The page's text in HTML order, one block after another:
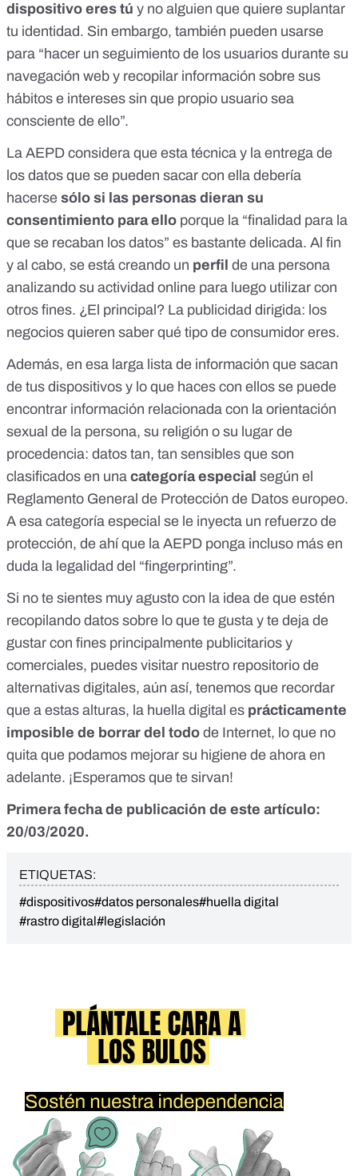
dispositivo eres tú y no alguien que quiere suplantar
tu identidad. Sin embargo, también pueden usarse
para “hacer un seguimiento de los usuarios durante su
navegación web y recopilar información sobre sus
hábitos e intereses sin que propio usuario sea
consciente de ello”.
La AEPD considera que esta técnica y la entrega de
los datos que se pueden sacar con ella debería
hacerse sólo si las personas dieran su
consentimiento para ello porque la “finalidad para la
que se recaban los datos” es bastante delicada. Al fin
y al cabo, se está creando un perfil de una persona
analizando su actividad online para luego utilizar con
otros fines. ¿El principal? La publicidad dirigida: los
negocios quieren saber qué tipo de consumidor eres.
Además, en esa larga lista de información que sacan
de tus dispositivos y lo que haces con ellos se puede
encontrar información relacionada con la orientación
sexual de la persona, su religión o su lugar de
procedencia: datos tan, tan sensibles que son
clasificados en una categoría especial según el
Reglamento General de Protección de Datos europeo.
A esa categoría especial se le inyecta un refuerzo de
protección, de ahí que la AEPD ponga incluso más en
duda la legalidad del “fingerprinting”.
Si no te sientes muy agusto con la idea de que estén
recopilando datos sobre lo que te gusta y te deja de
gustar con fines principalmente publicitarios y
comerciales, puedes visitar nuestro repositorio de
alternativas digitales, aún así, tenemos que recordar
que a estas alturas, la huella digital es prácticamente
imposible de borrar del todo de Internet, lo que no
quita que podamos mejorar su higiene de ahora en
adelante. ¡Esperamos que te sirvan!
Primera fecha de publicación de este artículo:
20/03/2020.
ETIQUETAS:
#dispositivos#datos personales#huella digital
#rastro digital#legislación